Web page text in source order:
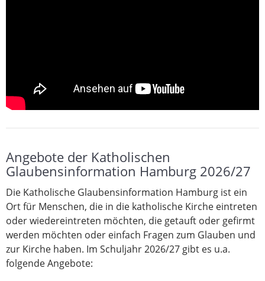
Angebote der Katholischen
Glaubensinformation Hamburg 2026/27
Die Katholische Glaubensinformation Hamburg ist ein
Ort für Menschen, die in die katholische Kirche eintreten
oder wiedereintreten möchten, die getauft oder gefirmt
werden möchten oder einfach Fragen zum Glauben und
zur Kirche haben. Im Schuljahr 2026/27 gibt es u.a.
folgende Angebote: